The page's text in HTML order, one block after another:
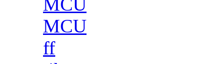
MCU
ff